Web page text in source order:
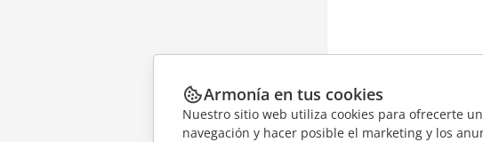
Armonía en tus cookies
Nuestro sitio web utiliza cookies para ofrecerte
navegación y hacer posible el marketing y los